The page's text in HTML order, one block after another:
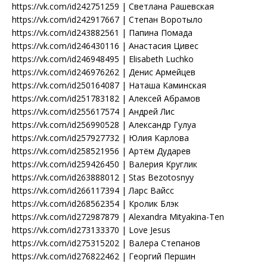
https://vk.com/id242751259 | Светлана Рашевская
https://vk.com/id242917667 | Степан Воротыло
https://vk.com/id243882561 | Папина Помада
https://vk.com/id246430116 | Анастасия Цивес
https://vk.com/id246948495 | Elisabeth Luchko
https://vk.com/id246976262 | Денис Армейцев
https://vk.com/id250164087 | Наташа Каминская
https://vk.com/id251783182 | Αлексей Αбрамов
https://vk.com/id255617574 | Андрей Лис
https://vk.com/id256990528 | Александр Гулуа
https://vk.com/id257927732 | Юлия Карлова
https://vk.com/id258521956 | Артём Дударев
https://vk.com/id259426450 | Валерия Круглик
https://vk.com/id263888012 | Stas Bezotosnyy
https://vk.com/id266117394 | Ларс Вайсс
https://vk.com/id268562354 | Кролик Блэк
https://vk.com/id272987879 | Alexandra Mityakina-Ten
https://vk.com/id273133370 | Love Jesus
https://vk.com/id275315202 | Валера Степанов
https://vk.com/id276822462 | Георгий Першин